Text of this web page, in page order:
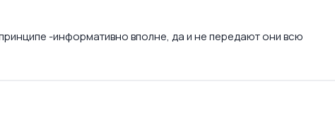
-информативно вполне, да и не передают они всю